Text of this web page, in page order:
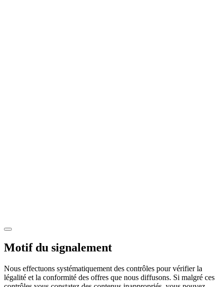
Motif du signalement
Nous effectuons systématiquement des contrôles pour vérifier la
légalité et la conformité des offres que nous diffusons. Si malgré ces